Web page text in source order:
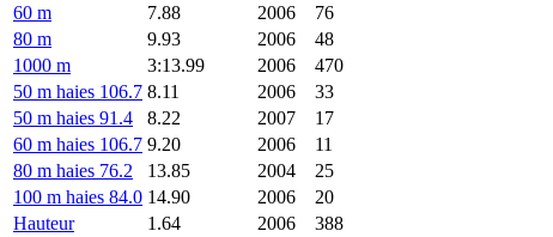
60 m
7.88 2006
76
80 m
9.93 2006
48
1000 m
3:13.99 2006
470
50 m haies 106.7 8.11 2006
33
50 m haies 91.4
8.22 2007
17
60 m haies 106.7 9.20 2006
11
80 m haies 76.2
13.85 2004
25
100 m haies 84.0 14.90 2006
20
Hauteur
1.64 2006
388